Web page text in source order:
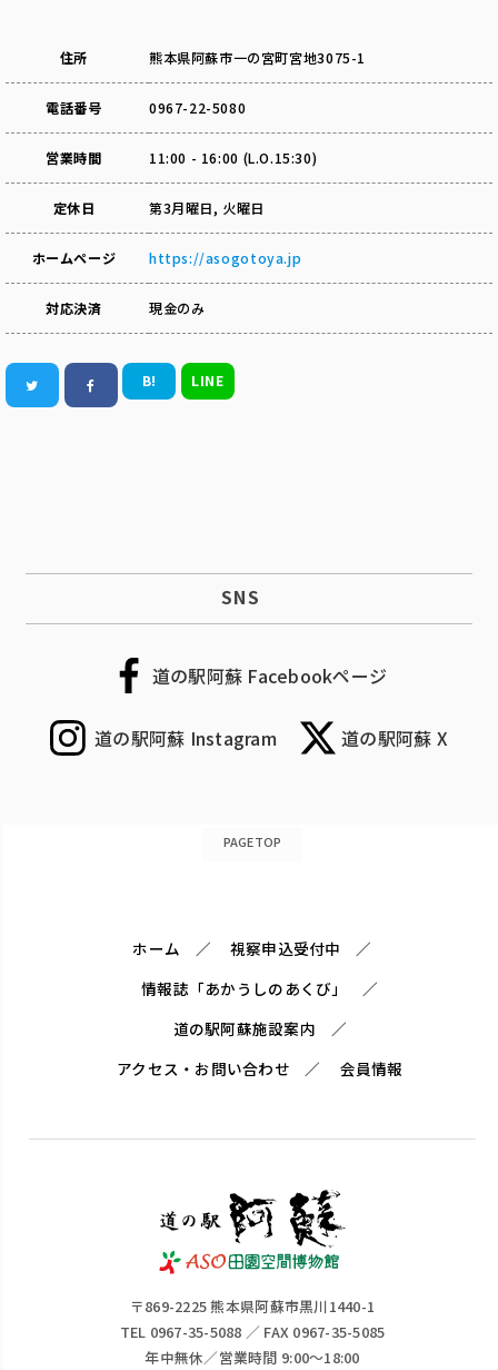
住所 熊本県阿蘇市一の宮町宮地3075-1
電話番号 0967-22-5080
営業時間 11:00 - 16:00 (L.O.15:30)
定休日 第3月曜日, 火曜日
ホームページ https://asogotoya.jp
対応決済 現金のみ
B! LINE
SNS
道の駅阿蘇 Facebookページ
道の駅阿蘇 Instagram 道の駅阿蘇 X
PAGETOP
ホーム
視察申込受付中
情報誌「あかうしのあくび」
道の駅阿蘇施設案内
アクセス・お問い合わせ
会員情報
〒869-2225 熊本県阿蘇市黒川1440-1
TEL 0967-35-5088 ／ FAX 0967-35-5085
年中無休／営業時間 9:00～18:00